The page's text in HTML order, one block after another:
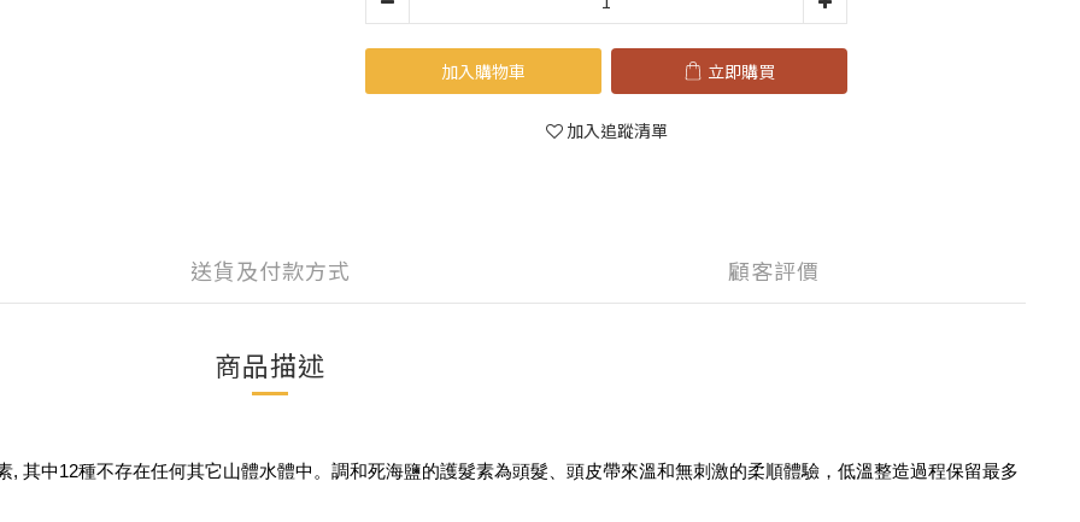
加入購物車 立即購買
加入追蹤清單
送貨及付款方式 顧客評價
商品描述
其中12種不存在任何其它山體水體中。調和死海鹽的護髮素為頭髮、頭皮帶來溫和無刺激的柔順體驗，低溫整造過程保留最多